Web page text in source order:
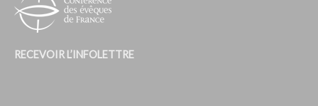
RECEVOIR L’INFOLETTRE